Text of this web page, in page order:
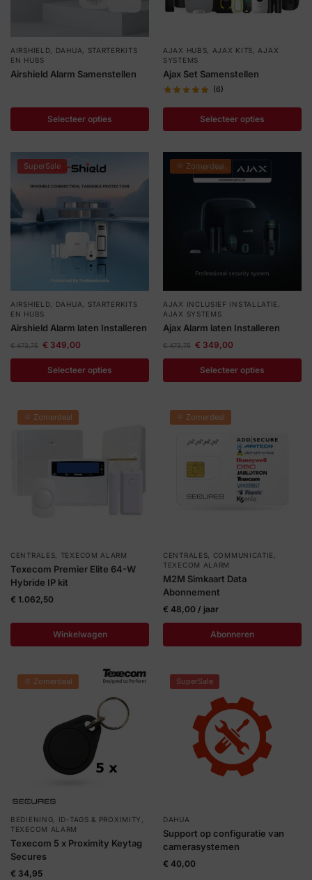
Alarmsystemen
&
Intercom
Branddetectie
Inbraakbeveiliging
Merken
Outlet
Help &
service
AIRSHIELD DAHUA
STARTERKITS
EN HUBS
Airshield Alarm Samenstellen
Selecteer opties
AJAX HUBS AJAX KITS
AJAX
SYSTEMS
Ajax Set Samenstellen
(6)
Selecteer opties
SuperSale
AIRSHIELD DAHUA
STARTERKITS
EN HUBS
Airshield Alarm laten Installeren
€473,75 € 349,00
Selecteer opties
🌞 Zomerdeal
AJAX INCLUSIEF INSTALLATIE
AJAX SYSTEMS
Ajax Alarm laten Installeren
€473,75 € 349,00
Selecteer opties
🌞 Zomerdeal
CENTRALES TEXECOM ALARM
Texecom Premier Elite 64-W
Hybride IP kit
€ 1.062,50
Winkelwagen
🌞 Zomerdeal
CENTRALES COMMUNICATIE
TEXECOM ALARM
M2M Simkaart Data
Abonnement
€ 48,00 / jaar
Abonneren
🌞 Zomerdeal
BEDIENING ID-TAGS & PROXIMITY
TEXECOM ALARM
Texecom 5 x Proximity Keytag
Secures
€ 34,95
SuperSale
DAHUA
Support op configuratie van
camerasystemen
€ 40,00